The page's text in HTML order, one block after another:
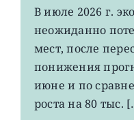
В июле 2026 г.
неожиданно
мест, после
понижения
июне и по
роста на 80 тыс.